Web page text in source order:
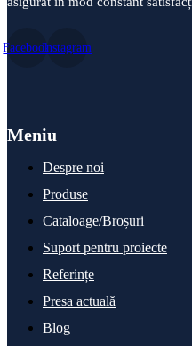
FacebookInstagram
Meniu
Despre noi
Produse
Cataloage/Broșuri
Suport pentru proiecte
Referințe
Presa actuală
Blog